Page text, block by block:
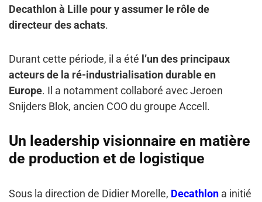
Decathlon à Lille pour y assumer le rôle de
directeur des achats.
Durant cette période, il a été l’un des principaux
acteurs de la ré-industrialisation durable en
Europe. Il a notamment collaboré avec Jeroen
Snijders Blok, ancien COO du groupe Accell.
Un leadership visionnaire en matière
de production et de logistique
Sous la direction de Didier Morelle, Decathlon a initié